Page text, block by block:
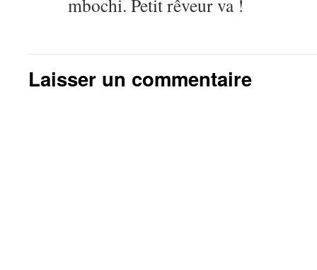
mbochi. Petit rêveur va !
Laisser un commentaire